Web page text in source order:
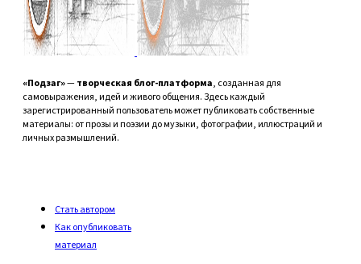
«Подзаг»— творческая блог-платформа, созданная для
самовыражения, идей и живого общения. Здесь каждый
зарегистрированный пользователь может публиковать собственные
материалы: от прозы и поэзии до музыки, фотографии, иллюстраций и
личных размышлений.
Стать автором
Как опубликовать
материал